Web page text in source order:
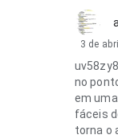
3 de
no
em
fáceis
torna o